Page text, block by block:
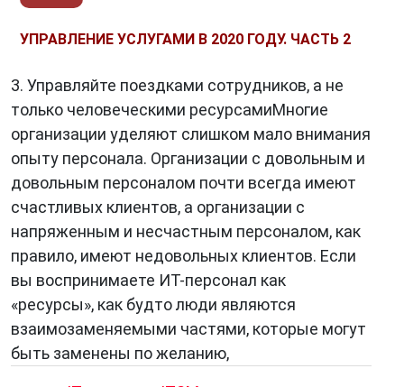
УПРАВЛЕНИЕ УСЛУГАМИ В 2020 ГОДУ. ЧАСТЬ 2
3. Управляйте поездками сотрудников, а не
только человеческими ресурсамиМногие
организации уделяют слишком мало внимания
опыту персонала. Организации с довольным и
довольным персоналом почти всегда имеют
счастливых клиентов, а организации с
напряженным и несчастным персоналом, как
правило, имеют недовольных клиентов. Если
вы воспринимаете ИТ-персонал как
«ресурсы», как будто люди являются
взаимозаменяемыми частями, которые могут
быть заменены по желанию,